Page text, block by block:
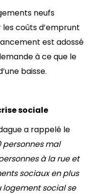
neufs
coûts d’emprunt
est adossé
à ce que le
baisse.
sociale
a rappelé le
personnes mal
à la rue et
sociaux en plus
logement social se